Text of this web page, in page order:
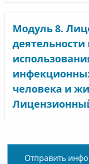
Модуль 8.
деятельности
человека и
Отправить